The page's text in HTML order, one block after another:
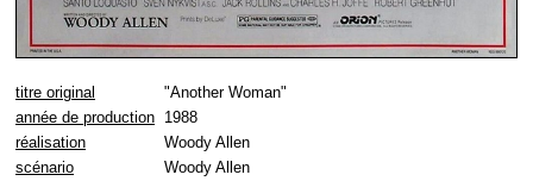
titre original
"Another Woman"
année de production 1988
réalisation
Woody Allen
scénario
Woody Allen